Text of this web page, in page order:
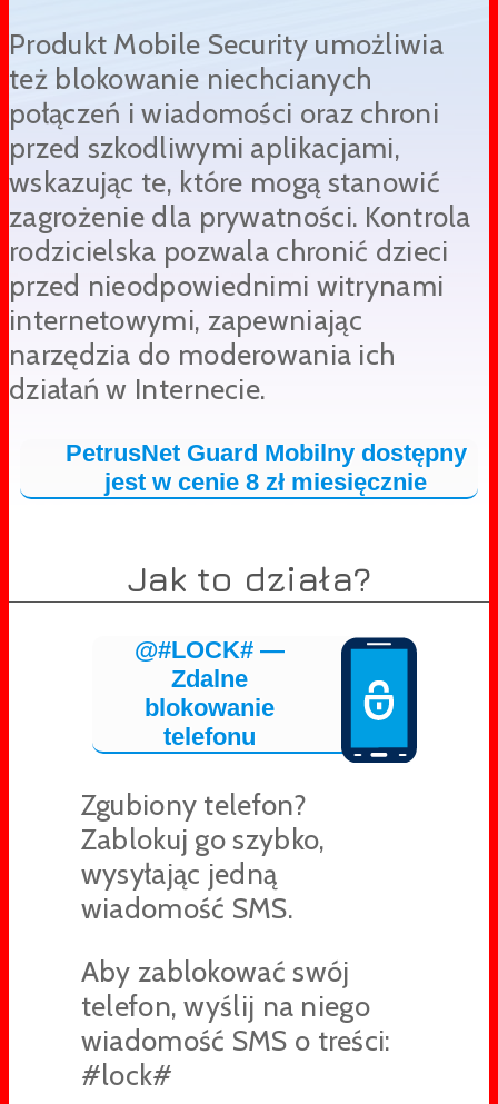
Produkt Mobile Security umożliwia
też blokowanie niechcianych
połączeń i wiadomości oraz chroni
przed szkodliwymi aplikacjami,
wskazując te, które mogą stanowić
zagrożenie dla prywatności. Kontrola
rodzicielska pozwala chronić dzieci
przed nieodpowiednimi witrynami
internetowymi, zapewniając
narzędzia do moderowania ich
działań w Internecie.
PetrusNet Guard Mobilny dostępny
jest w cenie 8 zł miesięcznie
Jak to działa?
@#LOCK# —
Zdalne
blokowanie
telefonu
Zgubiony telefon?
Zablokuj go szybko,
wysyłając jedną
wiadomość SMS.
Aby zablokować swój
telefon, wyślij na niego
wiadomość SMS o treści:
#lock#